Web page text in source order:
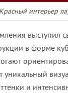
Красный интерьер
выступил
в форме
и